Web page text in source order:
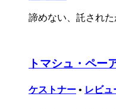
諦めない、託された
トマシュ・ペー
ケストナー • レビュ